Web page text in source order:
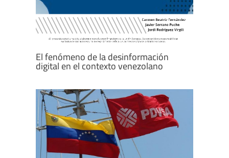
El fenómeno de la desinformación
digital en el contexto venezolano